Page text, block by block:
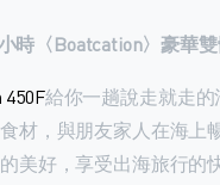
時〈Boatcation〉豪華
450F給你一趟說走就走
材，與朋友家人在海上
美好，享受出海旅行的快